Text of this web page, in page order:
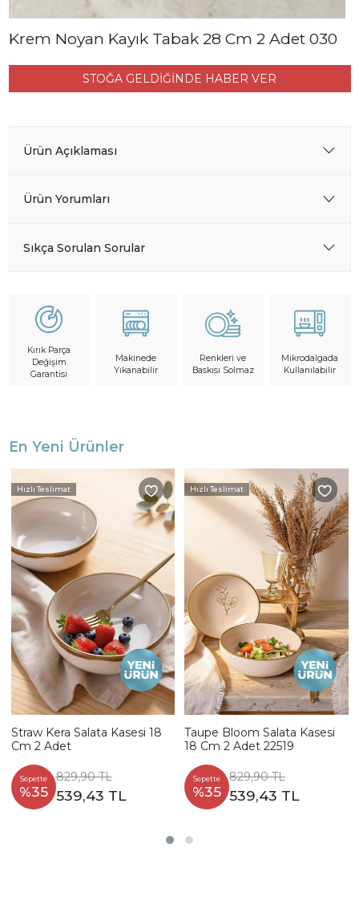
Krem Noyan Kayık Tabak 28 Cm 2 Adet 030
STOĞA GELDİĞİNDE HABER VER
Ürün Açıklaması
Ürün Yorumları
Sıkça Sorulan Sorular
Kırık Parça
Değişim
Garantisi
Makinede
Yıkanabilir
Renkleri ve
Baskısı Solmaz
Mikrodalgada
Kullanılabilir
En Yeni Ürünler
Hızlı Teslimat
Straw Kera Salata Kasesi 18
Cm 2 Adet
Sepette
%35
829,90 TL
539,43 TL
Hızlı Teslimat
Taupe Bloom Salata Kasesi
18 Cm 2 Adet 22519
Sepette
%35
829,90 TL
539,43 TL